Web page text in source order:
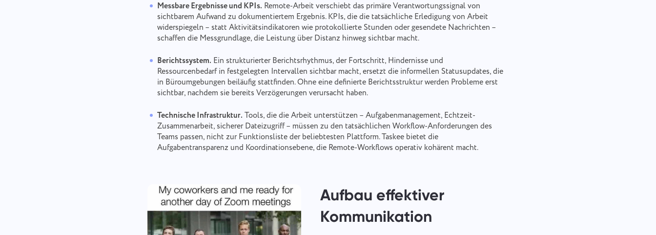
Messbare Ergebnisse und KPIs. Remote-Arbeit verschiebt das primäre Verantwortungssignal von
sichtbarem Aufwand zu dokumentiertem Ergebnis. KPIs, die die tatsächliche Erledigung von Arbeit
widerspiegeln – statt Aktivitätsindikatoren wie protokollierte Stunden oder gesendete Nachrichten –
schaffen die Messgrundlage, die Leistung über Distanz hinweg sichtbar macht.
Berichtssystem. Ein strukturierter Berichtsrhythmus, der Fortschritt, Hindernisse und
Ressourcenbedarf in festgelegten Intervallen sichtbar macht, ersetzt die informellen Statusupdates, die
in Büroumgebungen beiläufig stattfinden. Ohne eine definierte Berichtsstruktur werden Probleme erst
sichtbar, nachdem sie bereits Verzögerungen verursacht haben.
Technische Infrastruktur. Tools, die die Arbeit unterstützen – Aufgabenmanagement, Echtzeit-
Zusammenarbeit, sicherer Dateizugriff – müssen zu den tatsächlichen Workflow-Anforderungen des
Teams passen, nicht zur Funktionsliste der beliebtesten Plattform. Taskee bietet die
Aufgabentransparenz und Koordinationsebene, die Remote-Workflows operativ kohärent macht.
Aufbau effektiver
Kommunikation
Mit uns in Verbindung treten
Einen Fehler melden